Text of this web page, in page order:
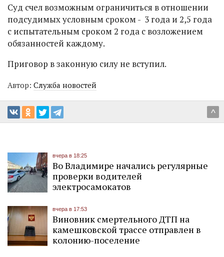
Суд счел возможным ограничиться в отношении
подсудимых условным сроком - 3 года и 2,5 года
с испытательным сроком 2 года с возложением
обязанностей каждому.
Приговор в законную силу не вступил.
Автор: Служба новостей
^
вчера в 18:25
Во Владимире начались регулярные
проверки водителей
электросамокатов
вчера в 17:53
Виновник смертельного ДТП на
камешковской трассе отправлен в
колонию-поселение